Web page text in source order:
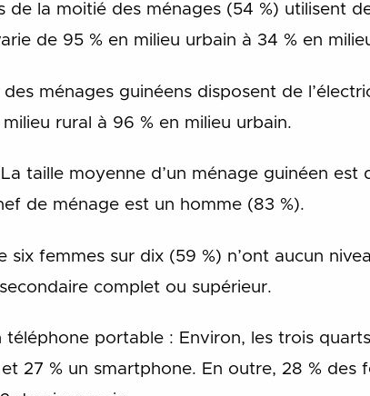
de la moitié des ménages (54 %) utilisent
de 95 % en milieu urbain à 34 % en
ménages guinéens disposent de
rural à 96 % en milieu urbain.
taille moyenne d’un ménage guinéen est
de ménage est un homme (83 %).
six femmes sur dix (59 %) n’ont aucun
complet ou supérieur.
téléphone portable : Environ, les trois
27 % un smartphone. En outre, 28 % des